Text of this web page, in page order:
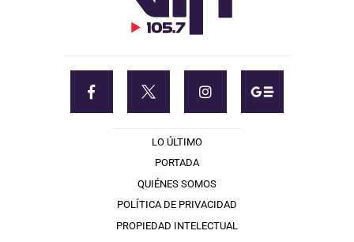
LO ÚLTIMO
PORTADA
QUIÉNES SOMOS
POLÍTICA DE PRIVACIDAD
PROPIEDAD INTELECTUAL